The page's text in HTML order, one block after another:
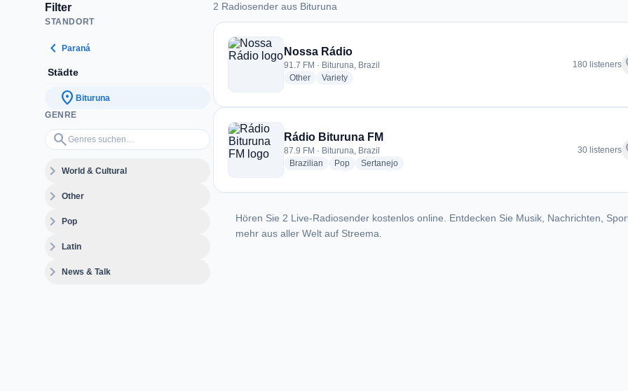
Filter
STANDORT
chevron_left Paraná
Städte
location_on Bituruna
GENRE
search
Genres suchen…
expand_moreWorld & Cultural
expand_moreOther
expand_morePop
expand_moreLatin
expand_moreNews & Talk
2 Radiosender aus Bituruna
2 Radiosender aus Bituruna
Nossa Rádio
91.7 FM · Bituruna, Brazil
Otherradio stations
Varietyradio stations
180 listeners
Rádio Bituruna FM
87.9 FM · Bituruna, Brazil
Brazilian radio stations
Popradio stations
Sertanejoradio stations
30 listeners
Hören Sie 2 Live-Radiosender kostenlos online. Entdecken Sie Musik, Nachrichten,
mehr aus aller Welt auf Streema.